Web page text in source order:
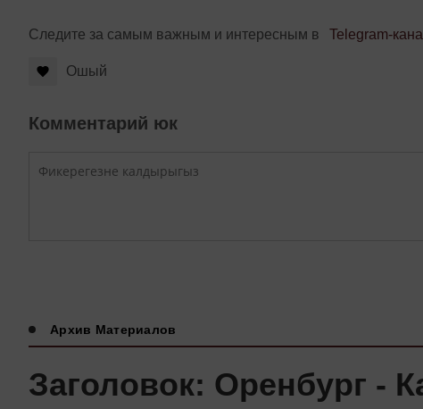
Следите за самым важным и интересным в Telegram-
Ошый
Комментарий юк
Архив Материалов
Заголовок: Оренбург -